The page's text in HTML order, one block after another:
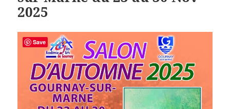
2025
Save